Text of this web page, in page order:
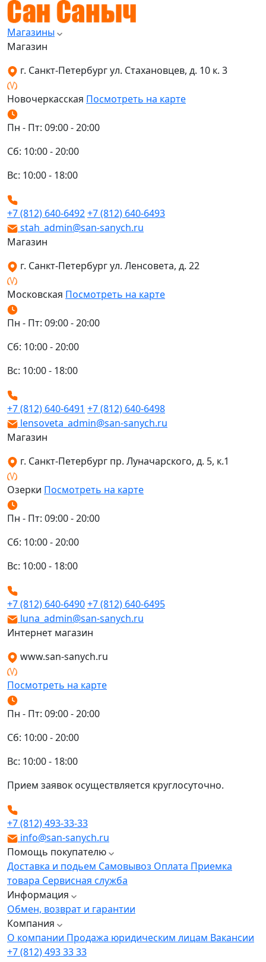
Магазины
Магазин
г. Санкт-Петербург ул. Стахановцев, д. 10 к. 3
Новочеркасская Посмотреть на карте
Пн - Пт: 09:00 - 20:00
Сб: 10:00 - 20:00
Вс: 10:00 - 18:00
+7 (812) 640-6492+7 (812) 640-6493
stah_admin@san-sanych.ru
Магазин
г. Санкт-Петербург ул. Ленсовета, д. 22
Московская Посмотреть на карте
Пн - Пт: 09:00 - 20:00
Сб: 10:00 - 20:00
Вс: 10:00 - 18:00
+7 (812) 640-6491 +7 (812) 640-6498
lensoveta_admin@san-sanych.ru
Магазин
г. Санкт-Петербург пр. Луначарского, д. 5, к.1
Озерки Посмотреть на карте
Пн - Пт: 09:00 - 20:00
Сб: 10:00 - 20:00
Вс: 10:00 - 18:00
+7 (812) 640-6490+7 (812) 640-6495
luna_admin@san-sanych.ru
Интернет магазин
www.san-sanych.ru
Посмотреть на карте
Пн - Пт: 09:00 - 20:00
Сб: 10:00 - 20:00
Вс: 10:00 - 18:00
Прием заявок осуществляется круглосуточно.
+7 (812) 493-33-33
info@san-sanych.ru
Помощь покупателю
Доставка и подьем Самовывоз Оплата Приемка
товара Сервисная служба
Информация
Обмен, возврат и гарантии
Компания
О компании Продажа юридическим лицам Вакансии
+7 (812) 493 33 33